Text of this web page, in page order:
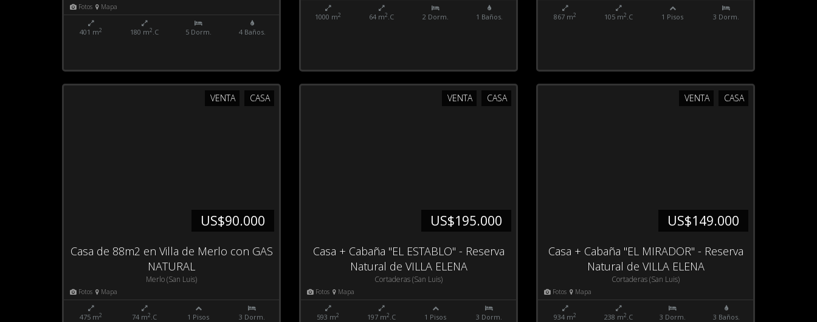
Fotos Mapa
401 m2 180 m2.C 5 Dorm. 4 Baños.
1000 m2 64 m2.C 2 Dorm. 1 Baños. 867 m2 105 m2.C 1 Pisos 3 Dorm.
CASA
VENTA
US$90.000
Casa de 88m2 en Villa de Merlo con GAS
NATURAL
Merlo (San Luis)
Fotos Mapa
475 m2 74 m2.C 1 Pisos 3 Dorm.
CASA
VENTA
US$195.000
Casa + Cabaña "EL ESTABLO" - Reserva
Natural de VILLA ELENA
Cortaderas (San Luis)
Fotos Mapa
593 m2 197 m2.C 1 Pisos 3 Dorm.
CASA
VENTA
US$149.000
Casa + Cabaña "EL MIRADOR" - Reserva
Natural de VILLA ELENA
Cortaderas (San Luis)
Fotos Mapa
934 m2 238 m2.C 3 Dorm. 3 Baños.